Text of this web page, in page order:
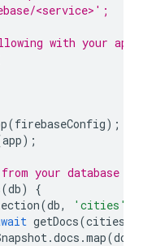
<service>';
with your app's
(firebaseConfig);
app);
your database
(db)
{
(db, 'cities'
getDocs(citiesCol
.docs .map(doc